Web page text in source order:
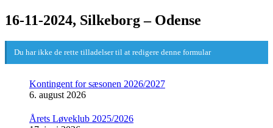
16-11-2024, Silkeborg – Odense
Du har ikke de rette tilladelser til at redigere denne formular
Kontingent for sæsonen 2026/2027
6. august 2026
Årets Løveklub 2025/2026